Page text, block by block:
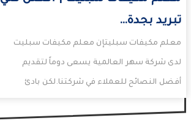
تبريد بجدة…
معلم مكيفات سبليتإن معلم مكيفات سبليت
لدى شركة سهر العالمية يسعى دوماً لتقديم
أفضل النصائح للعملاء في شركتنا.لكن بادئ